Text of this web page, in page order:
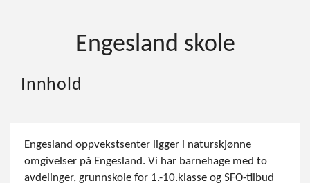
Engesland skole
Innhold
Engesland oppvekstsenter ligger i naturskjønne
omgivelser på Engesland. Vi har barnehage med to
avdelinger, grunnskole for 1.-10.klasse og SFO-tilbud